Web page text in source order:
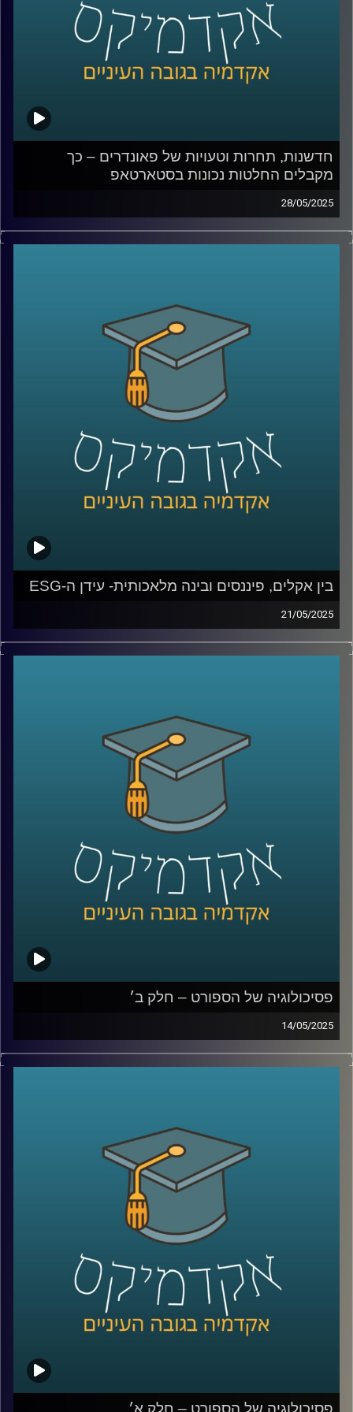
האם רובוט יכול לגרום לי לקנות משהו, או דווקא לגרום לי
להרגיש שייך? ואיפה עובר הקו בין טכנולוגיה שמשפרת את
חיינו לכזו שמעצבת אותנו מבלי שנרגיש
קרדיט תמונות:AudioVersity
חדשנות, תחרות וטעויות של פאונדרים – כך
מקבלים החלטות נכונות בסטארטאפ
28/05/2025
מה קורה כשסטארטאפ נכנס לשוק תחרותי?
האם ניסיון קודם ומעורבות הפאונדרים תמיד עוזרים או
בפרק הזה של אקדמיקס אני מארחת את פרופ’ ניראון חשאי,
דיקן בית הספר אריסון למנהל עסקים באוניברסיטת רייכמן,
חוקר מוביל בתחום האסטרטגיה, חדשנות ויזמות.
נשוחח על מצבה של ישראל כ”אומת הסטארטאפ”, על
מהמחקרים שלו – שמלמדים אותנו איך תחרות, חדשנות וניסיון
מעצבים את ההצלחה של חברות.
קרדיט תמונות:AudioVersity
בין אקלים, פיננסים ובינה מלאכותית- עידן ה-ESG
21/05/2025
עולם הפיננסים, שהיה מזוהה במשך עשורים עם מספרים,
רווחים וצמיחה, מתמודד היום עם שאלות נוספות: איך
והאם ייתכן שכלכלה, חברה וסביבה לא עומדות בסתירה אלא
דווקא תלויות זו בזו?
במקביל, הבינה המלאכותית היוצרת נכנסת לעולמנו בקצב
מסחרר, ומציעה פתרונות טכנולוגיים פורצי דרך לאתגרים
אבל גם כאן ההתלהבות מלווה בחשש: מה ההשפעה של
האלגוריתמים על פרטיות, תעסוקה וצריכת אנרגיה?
האם מדובר במהפכה ירוקה או באשליה מסוכנת?
כדי לדבר על כל השאלות האלו, נמצא איתנו היום אחד הקולות
המובילים בישראל בכל מה שקשור ל-ESG, פיננסים ומנהיגות
יאיר אבידן, יו״ר הועדה המייעצת וראש פורום עמיתים במרכז
אריסון ל-ESG באוניברסיטת רייכמן, ולשעבר המפקח על
הבנקים שמאחוריו תפקידים מרכזיים בכלכלה הישראלית.
קרדיט תמונות:AudioVersity
פסיכולוגיה של הספורט – חלק ב׳
14/05/2025
קשיים מנטלים של ספורטאים, שופטים ורפורמות בתחום
ובפרק הזה נמשיך ונדבר עם ד״ר רועי סמואל, חוקר ומרצה
בפסיכולוגיה של הספורט והפעילות הגופנית בחטיבת
הפסיכולוגיה של הספורט, המאמץ, והביצוע באוניברסיטת
נעמיק בתחום המשברים נפשיים, פציעות, אולימפיאדה,
התמודדויות וטעויות של ספורטאים, מעורבות הורית ותיאוריות
משמעותיות בתחום שמקבלות תוקף ממש בימים אלו.
קרדיט תמונות:AudioVersity
פסיכולוגיה של הספורט – חלק א׳